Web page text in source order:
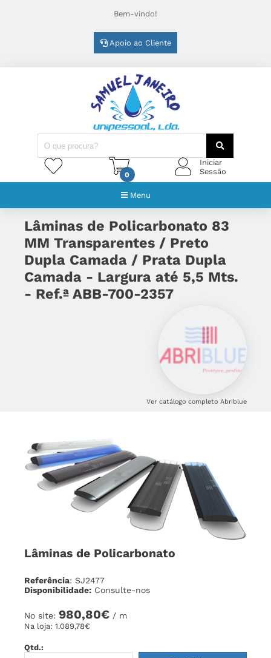
Bem-vindo!
Apoio ao Cliente
0
Iniciar
Sessão
Menu
Lâminas de Policarbonato 83
MM Transparentes / Preto
Dupla Camada / Prata Dupla
Camada - Largura até 5,5 Mts.
- Ref.ª ABB-700-2357
Ver catálogo completo Abriblue
Lâminas de Policarbonato
Referência: SJ2477
Disponibilidade: Consulte-nos
No site: 980,80€ / m
Na loja: 1.089,78€
Qtd.: